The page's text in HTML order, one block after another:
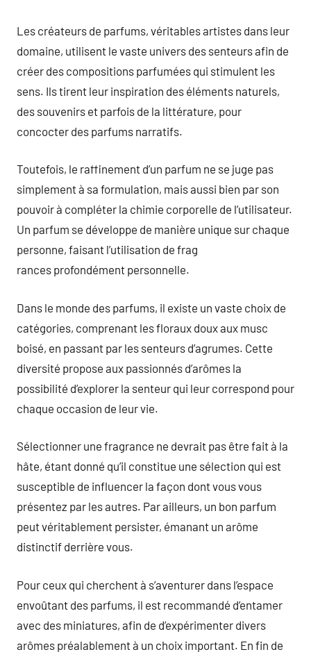
Les créateurs de parfums, véritables artistes dans leur
domaine, utilisent le vaste univers des senteurs afin de
créer des compositions parfumées qui stimulent les
sens. Ils tirent leur inspiration des éléments naturels,
des souvenirs et parfois de la littérature, pour
concocter des parfums narratifs.
Toutefois, le raffinement d’un parfum ne se juge pas
simplement à sa formulation, mais aussi bien par son
pouvoir à compléter la chimie corporelle de l’utilisateur.
Un parfum se développe de manière unique sur chaque
personne, faisant l’utilisation de frag
rances profondément personnelle.
Dans le monde des parfums, il existe un vaste choix de
catégories, comprenant les floraux doux aux musc
boisé, en passant par les senteurs d’agrumes. Cette
diversité propose aux passionnés d’arômes la
possibilité d’explorer la senteur qui leur correspond pour
chaque occasion de leur vie.
Sélectionner une fragrance ne devrait pas être fait à la
hâte, étant donné qu’il constitue une sélection qui est
susceptible de influencer la façon dont vous vous
présentez par les autres. Par ailleurs, un bon parfum
peut véritablement persister, émanant un arôme
distinctif derrière vous.
Pour ceux qui cherchent à s’aventurer dans l’espace
envoûtant des parfums, il est recommandé d’entamer
avec des miniatures, afin de d’expérimenter divers
arômes préalablement à un choix important. En fin de